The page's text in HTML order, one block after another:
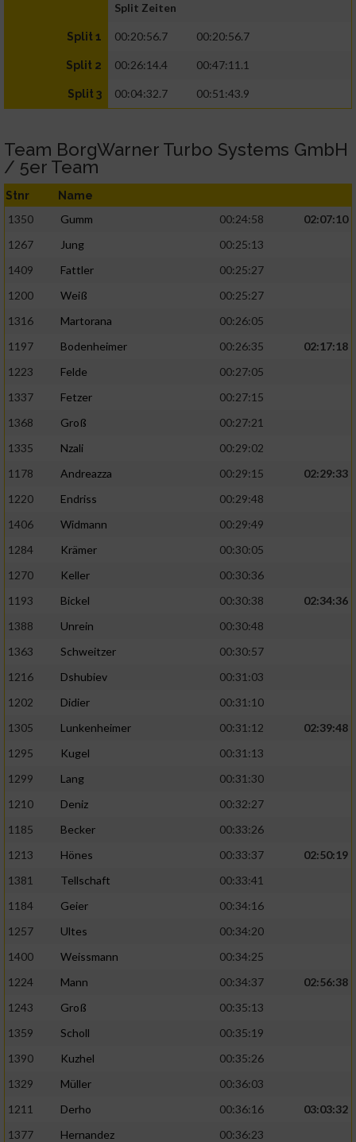
Split Zeiten
Split 1 00:20:56.7 00:20:56.7
Split 2 00:26:14.4 00:47:11.1
Split 3 00:04:32.7 00:51:43.9
Team BorgWarner Turbo Systems GmbH
/ 5er Team
Stnr Name
1350 Gumm 00:24:58
02:07:10
1267
Jung
00:25:13
1409
Fattler
00:25:27
1200
Weiß
00:25:27
1316
Martorana
00:26:05
1197
Bodenheimer 00:26:35
02:17:18
1223
Felde
00:27:05
1337
Fetzer
00:27:15
1368
Groß
00:27:21
1335
Nzali
00:29:02
1178
Andreazza 00:29:15
02:29:33
1220
Endriss
00:29:48
1406
Widmann
00:29:49
1284
Krämer
00:30:05
1270
Keller
00:30:36
1193
Bickel 00:30:38
02:34:36
1388
Unrein
00:30:48
1363
Schweitzer
00:30:57
1216
Dshubiev
00:31:03
1202
Didier
00:31:10
1305
Lunkenheimer 00:31:12
02:39:48
1295
Kugel
00:31:13
1299
Lang
00:31:30
1210
Deniz
00:32:27
1185
Becker
00:33:26
1213
Hönes 00:33:37
02:50:19
1381
Tellschaft
00:33:41
1184
Geier
00:34:16
1257
Ultes
00:34:20
1400
Weissmann
00:34:25
1224
Mann 00:34:37
02:56:38
1243
Groß
00:35:13
1359
Scholl
00:35:19
1390
Kuzhel
00:35:26
1329
Müller
00:36:03
1211
Derho 00:36:16
03:03:32
1377
Hernandez 00:36:23